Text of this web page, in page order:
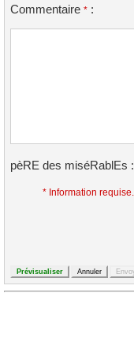
Commentaire * :
pèRE des miséRablEs :
* Information requise.